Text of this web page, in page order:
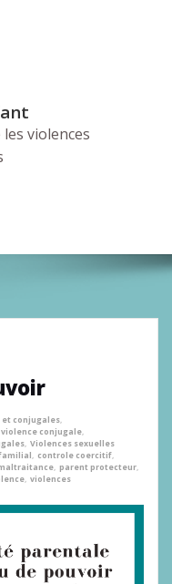
violences
conjugales,
violence conjugale,
, Violences sexuelles
, controle coercitif,
, parent protecteur,
, violences